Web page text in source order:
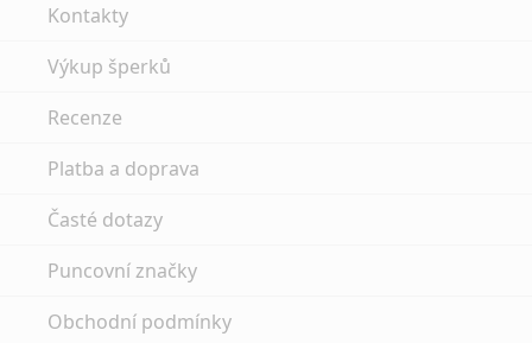
Kontakty
Výkup šperků
Recenze
Platba a doprava
Časté dotazy
Puncovní značky
Obchodní podmínky